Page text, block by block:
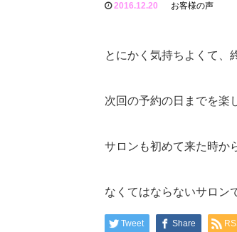
2016.12.20 お客様の声
とにかく気持ちよくて、
次回の予約の日までを楽
サロンも初めて来た時か
なくてはならないサロン
Tweet Share